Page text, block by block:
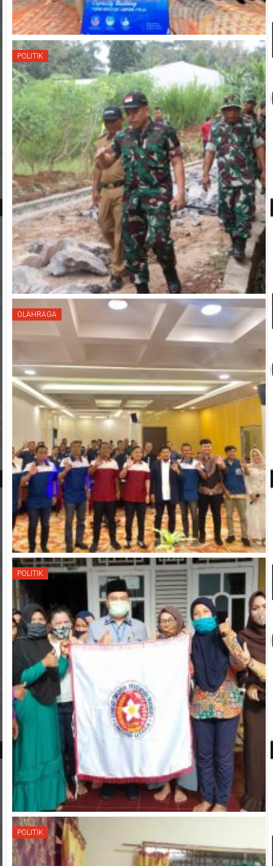
POLITIK
OLAHRAGA
POLITIK
POLITIK